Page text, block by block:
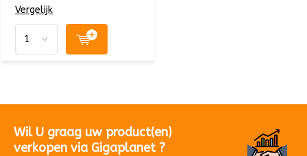
Vergelijk
Wil U graag uw product(en)
verkopen via Gigaplanet ?